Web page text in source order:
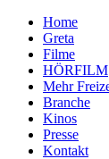
Home
Greta
Filme
HÖRFILM
Mehr
Branche
Kinos
Presse
Kontakt